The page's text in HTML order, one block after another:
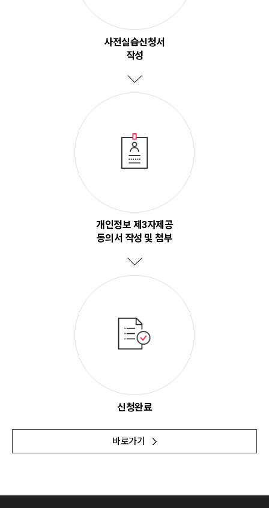
사전실습신청서
작성
개인정보 제3자제공
동의서 작성 및 첨부
신청완료
바로가기